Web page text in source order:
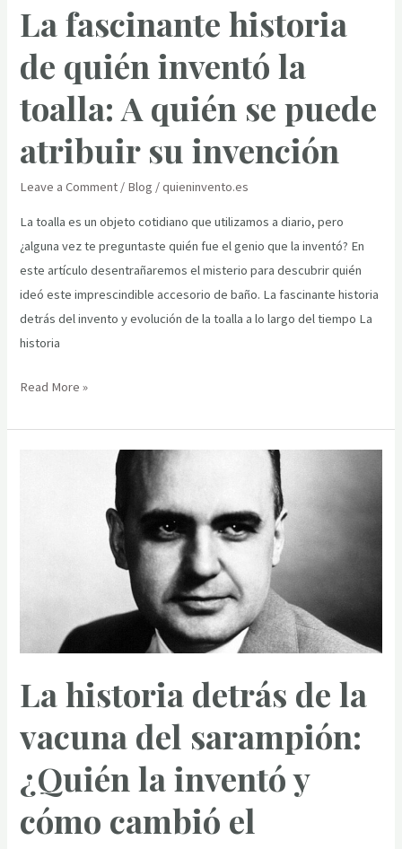
del
inventor
de
la
tuba:
viaje
a
del
tiempo
y
la
música
La fascinante historia
de quién inventó la
toalla: A quién se puede
atribuir su invención
Leave a Comment / Blog /quieninvento.es
La toalla es un objeto cotidiano que utilizamos a diario, pero
¿alguna vez te preguntaste quién fue el genio que la inventó? En
este artículo desentrañaremos el misterio para descubrir quién
ideó este imprescindible accesorio de baño. La fascinante historia
detrás del invento y evolución de la toalla a lo largo del tiempo La
historia
La
historia
puede
Read More »
La historia detrás de la
vacuna del sarampión:
¿Quién la inventó y
cómo cambió el